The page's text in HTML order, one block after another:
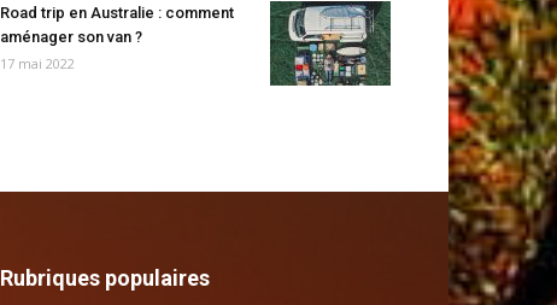
Road trip en Australie : comment
aménager son van ?
17 mai 2022
Rubriques populaires